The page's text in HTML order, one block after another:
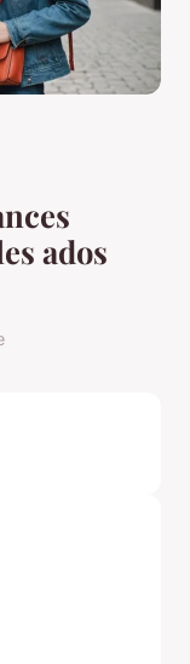
ados